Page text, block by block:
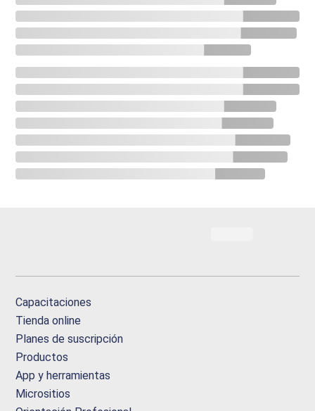
Capacitaciones
Tienda online
Planes de suscripción
Productos
App y herramientas
Micrositios